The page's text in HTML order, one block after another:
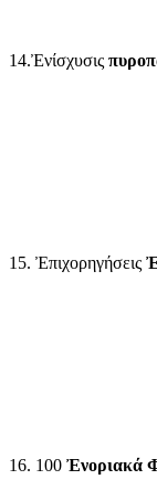
14.Ἐνίσχυσις
15. Ἐπιχορηγήσεις
16. 100 Ἐνοριακά